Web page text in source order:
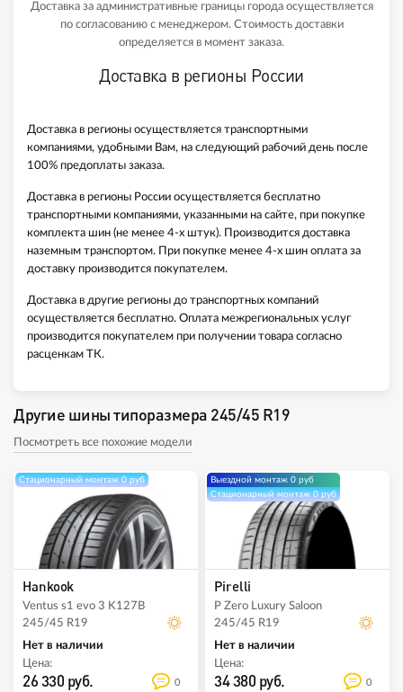
Доставка за административные границы города осуществляется
по согласованию с менеджером. Стоимость доставки
определяется в момент заказа.
Доставка в регионы России
Доставка в регионы осуществляется транспортными
компаниями, удобными Вам, на следующий рабочий день после
100% предоплаты заказа.
Доставка в регионы России осуществляется бесплатно
транспортными компаниями, указанными на сайте, при покупке
комплекта шин (не менее 4-х штук). Производится доставка
наземным транспортом. При покупке менее 4-х шин оплата за
доставку производится покупателем.
Доставка в другие регионы до транспортных компаний
осуществляется бесплатно. Оплата межрегиональных услуг
производится покупателем при получении товара согласно
расценкам ТК.
Другие шины типоразмера 245/45 R19
Посмотреть все похожие модели
Стационарный монтаж 0 руб
Hankook
Ventus s1 evo 3 K127B
245/45 R19
Нет в наличии
Цена:
26 330 руб. 0
Выездной монтаж 0 руб
Стационарный монтаж 0 руб
Pirelli
P Zero Luxury Saloon
245/45 R19
Нет в наличии
Цена:
34 380 руб. 0